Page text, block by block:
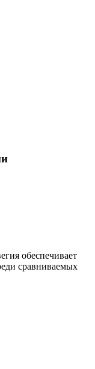
обеспечивает
сравниваемых